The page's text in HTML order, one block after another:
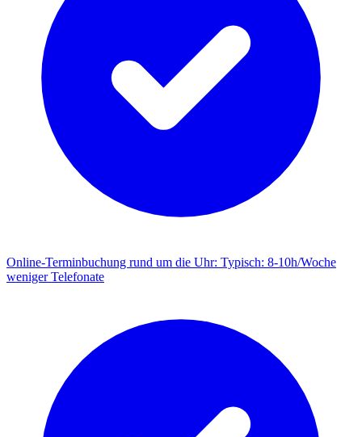
Online-Terminbuchung rund um die Uhr: Typisch: 8-10h/Woche
weniger Telefonate